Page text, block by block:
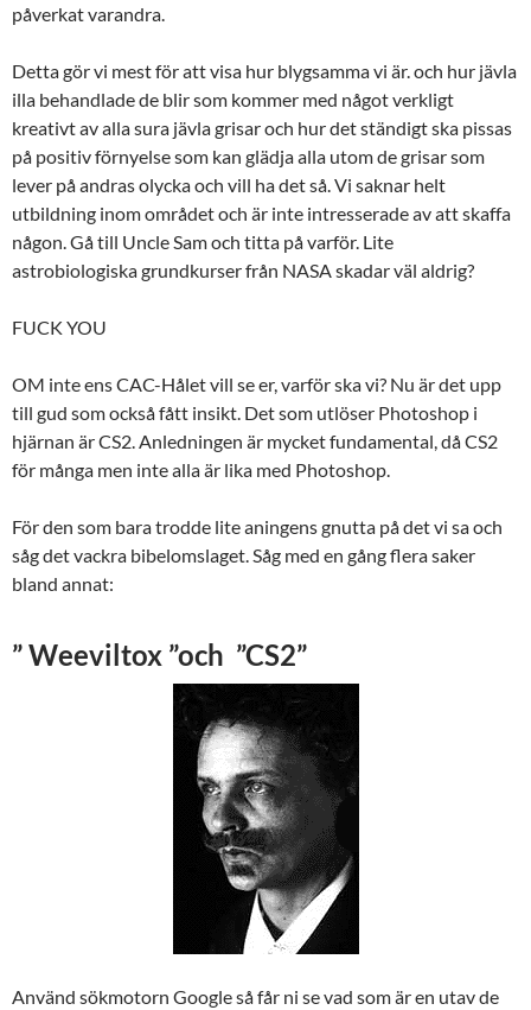
påverkat varandra.
Detta gör vi mest för att visa hur blygsamma vi är. och hur jävla
illa behandlade de blir som kommer med något verkligt
kreativt av alla sura jävla grisar och hur det ständigt ska pissas
på positiv förnyelse som kan glädja alla utom de grisar som
lever på andras olycka och vill ha det så. Vi saknar helt
utbildning inom området och är inte intresserade av att skaffa
någon. Gå till Uncle Sam och titta på varför. Lite
astrobiologiska grundkurser från NASA skadar väl aldrig?
FUCK YOU
OM inte ens CAC-Hålet vill se er, varför ska vi? Nu är det upp
till gud som också fått insikt. Det som utlöser Photoshop i
hjärnan är CS2. Anledningen är mycket fundamental, då CS2
för många men inte alla är lika med Photoshop.
För den som bara trodde lite aningens gnutta på det vi sa och
såg det vackra bibelomslaget. Såg med en gång flera saker
bland annat:
” Weeviltox ”och ”CS2”
Använd sökmotorn Google så får ni se vad som är en utav de